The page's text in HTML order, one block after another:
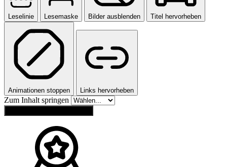
Leselinie Lesemaske Bilder ausblenden Titel hervorheben
Animationen stoppen Links hervorheben
Zum Inhalt springen